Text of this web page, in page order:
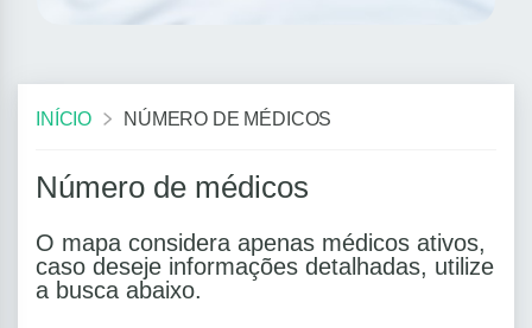
INÍCIO NÚMERO DE MÉDICOS
Número de médicos
O mapa considera apenas médicos ativos,
caso deseje informações detalhadas, utilize
a busca abaixo.